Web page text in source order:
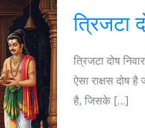
त्रिजटा
त्रिजटा दोष
ऐसा राक्षस दोष
है, जिसके […]